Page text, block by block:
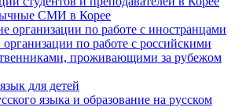
СМИ в Корее
организации по работе с иностранцами
по работе с российскими
проживающими за рубежом
для детей
языка и образование на русском